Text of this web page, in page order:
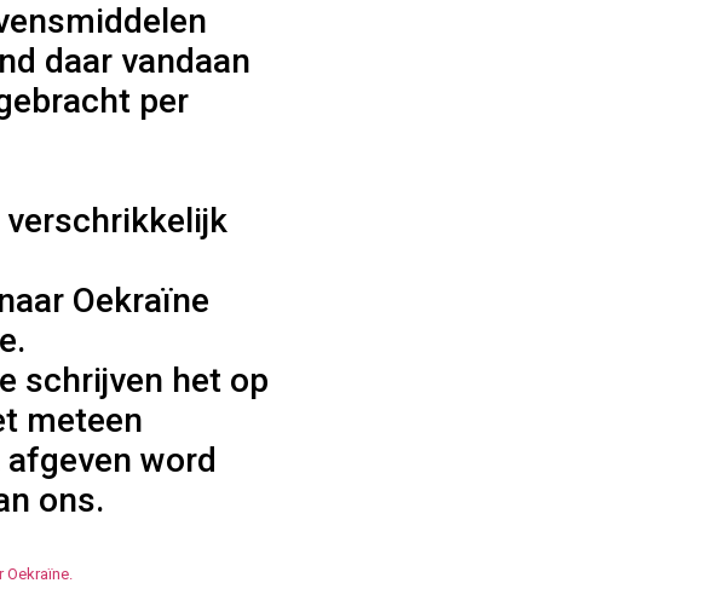
daar vandaan
per
verschrikkelijk
Oekraïne
schrijven het op
meteen
word
ons.
Oekraïne.